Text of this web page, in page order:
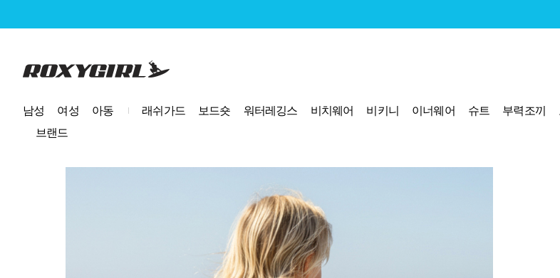
로고
남성 여성 아동 래쉬가드 보드숏 워터레깅스 비치웨어 비키니 이너웨어 슈트 부력조끼
브랜드